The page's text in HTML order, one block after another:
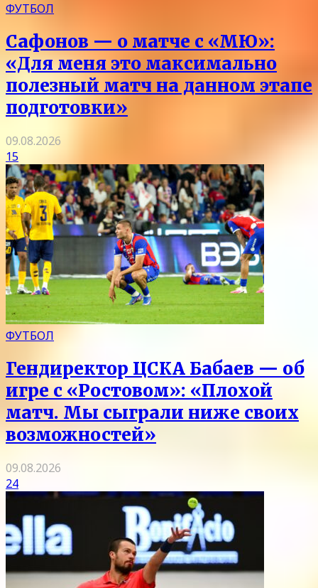
ФУТБОЛ
Сафонов — о матче с «МЮ»:
«Для меня это максимально
полезный матч на данном этапе
подготовки»
09.08.2026
15
ФУТБОЛ
Гендиректор ЦСКА Бабаев — об
игре с «Ростовом»: «Плохой
матч. Мы сыграли ниже своих
возможностей»
09.08.2026
24